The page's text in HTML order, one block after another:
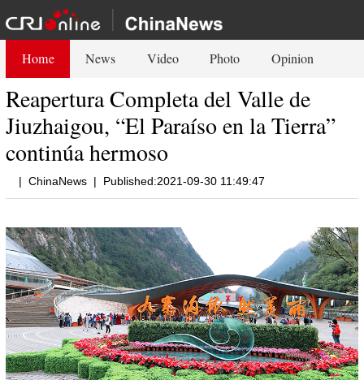
Home News Video Photo Opinion
Reapertura Completa del Valle de
Jiuzhaigou, “El Paraíso en la Tierra”
continúa hermoso
| ChinaNews | Published:2021-09-30 11:49:47